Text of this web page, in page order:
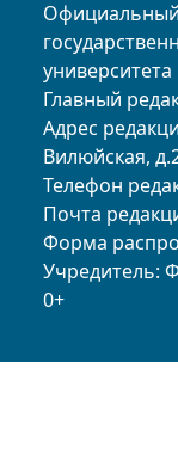
университета
Главный
Адрес
Вилюйская,
Телефон
Почта
Форма
Учредитель:
0+